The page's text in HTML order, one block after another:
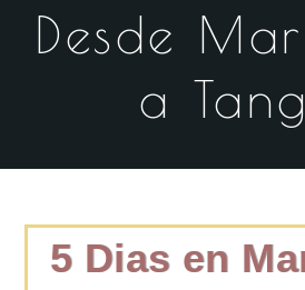
Desde
a
5 Dias en